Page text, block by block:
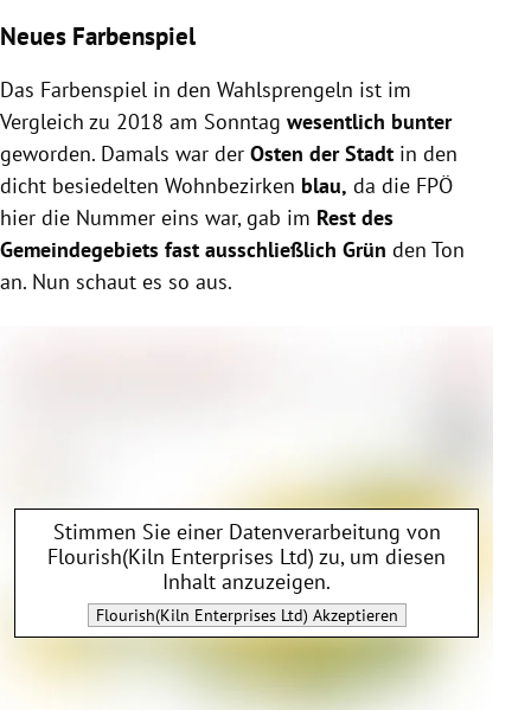
Neues Farbenspiel
Das Farbenspiel in den Wahlsprengeln ist im
Vergleich zu 2018 am Sonntag wesentlich bunter
geworden. Damals war der Osten der Stadt in den
dicht besiedelten Wohnbezirken blau, da die FPÖ
hier die Nummer eins war, gab im Rest des
Gemeindegebiets fast ausschließlich Grün den Ton
an. Nun schaut es so aus.
Stimmen Sie einer Datenverarbeitung von
Flourish(Kiln Enterprises Ltd) zu, um diesen
Inhalt anzuzeigen.
Flourish(Kiln Enterprises Ltd) Akzeptieren